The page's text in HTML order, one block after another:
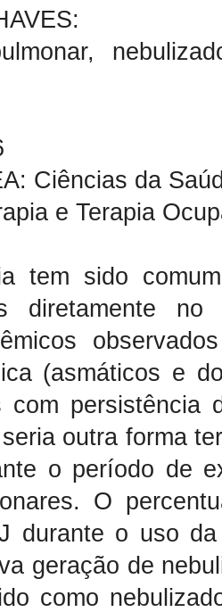
Ciências da
e Terapia
tem sido
diretamente
(asmáticos e
com persistência
outra forma
o período de
O
durante o uso
geração de
como